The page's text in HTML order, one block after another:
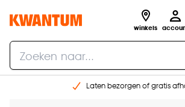
winkels
Laten bezorgen of gratis